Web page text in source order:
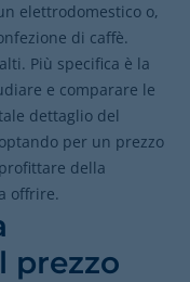
elettrodomestico o,
di caffè.
Più specifica è la
e comparare le
dettaglio del
per un prezzo
della
offrire.
prezzo